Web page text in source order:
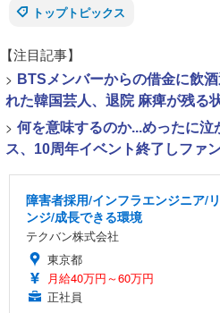
トップトピックス
【注目記事】
> BTSメンバーからの借金に飲
れた韓国芸人、退院 麻痺が残る
> 何を意味するのか...めったに
ス、10周年イベント終了しファ
障害者採用/インフラエンジニア/
ンジ/成長できる環境
テクバン株式会社
東京都
月給40万円～60万円
正社員